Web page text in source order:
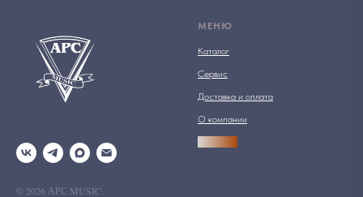
© 2026 АРС MUSIC
МЕНЮ
Каталог
Сервис
Доставка и оплата
О компании